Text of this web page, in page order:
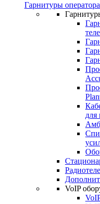
Гарнитуры
для
VoIP